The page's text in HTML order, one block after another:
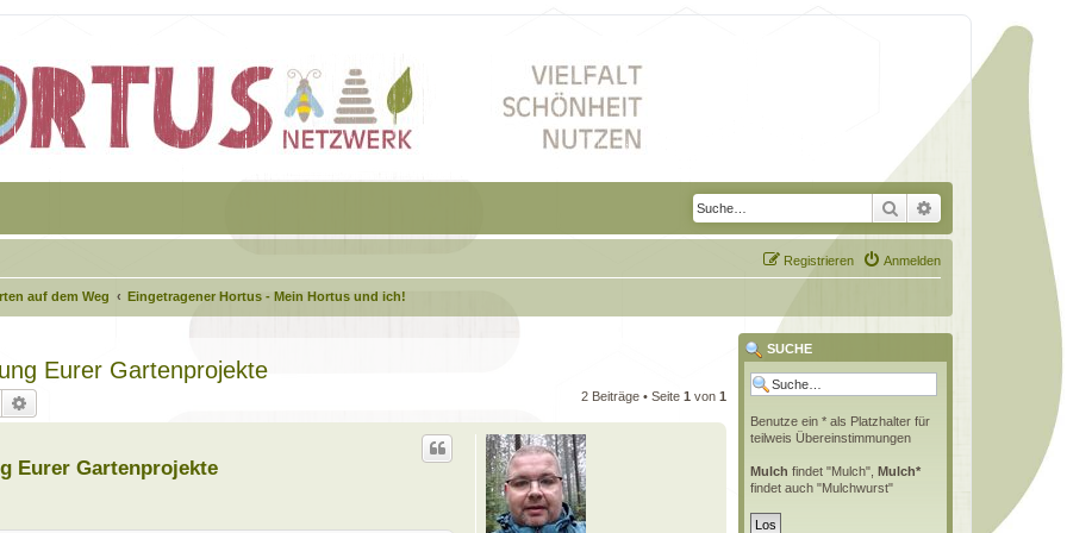
Suche Erweiterte Suche
Anmelden
Registrieren
auf dem Weg Eingetragener Hortus - Mein Hortus und ich!
Eurer Gartenprojekte
2 Beiträge • Seite 1 von 1
Eurer Gartenprojekte
SUCHE
Benutze ein * als Platzhalter für
teilweis Übereinstimmungen
Mulch findet "Mulch", Mulch*
findet auch "Mulchwurst"